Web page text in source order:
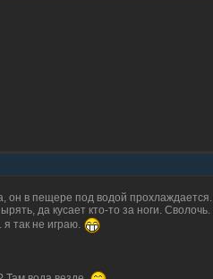
он в пещере под водой прохлаждается.
да кусает кто-то за ноги. Сволочь.
так не играю.